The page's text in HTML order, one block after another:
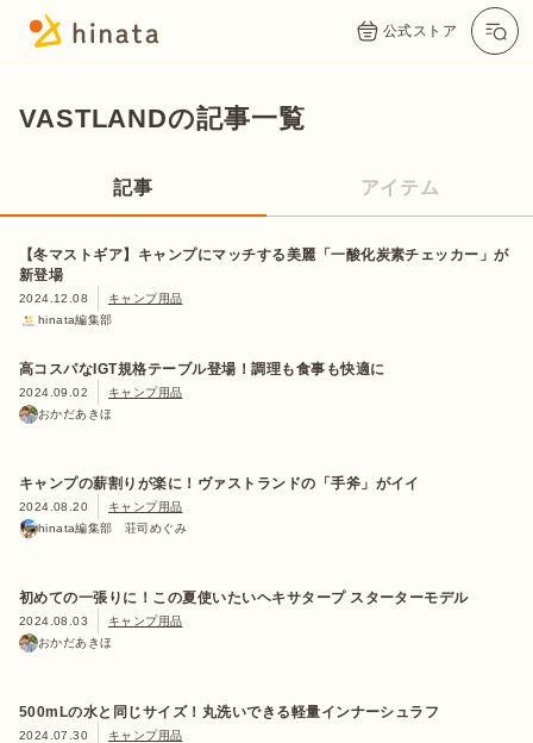
公式ストア
VASTLANDの記事一覧
記事 アイテム
【冬マストギア】キャンプにマッチする美麗「一酸化炭素チェッカー」が
新登場
2024.12.08
キャンプ用品
hinata編集部
高コスパなIGT規格テーブル登場！調理も食事も快適に
2024.09.02
キャンプ用品
おかだあきほ
キャンプの薪割りが楽に！ヴァストランドの「手斧」がイイ
2024.08.20
キャンプ用品
hinata編集部 荘司めぐみ
初めての一張りに！この夏使いたいヘキサタープ スターターモデル
2024.08.03
キャンプ用品
おかだあきほ
500mLの水と同じサイズ！丸洗いできる軽量インナーシュラフ
2024.07.30
キャンプ用品